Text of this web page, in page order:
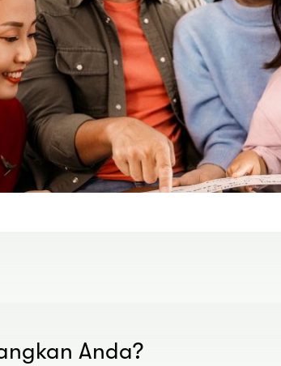
Anda?